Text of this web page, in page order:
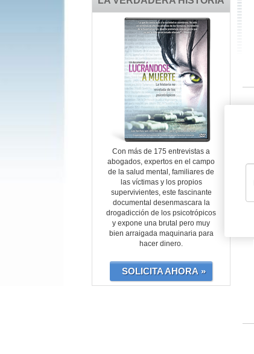
Con más de 175 entrevistas a
abogados, expertos en el campo
de la salud mental, familiares de
las víctimas y los propios
supervivientes, este fascinante
documental desenmascara la
drogadicción de los psicotrópicos
y expone una brutal pero muy
bien arraigada maquinaria para
hacer dinero.
SOLICITA AHORA »